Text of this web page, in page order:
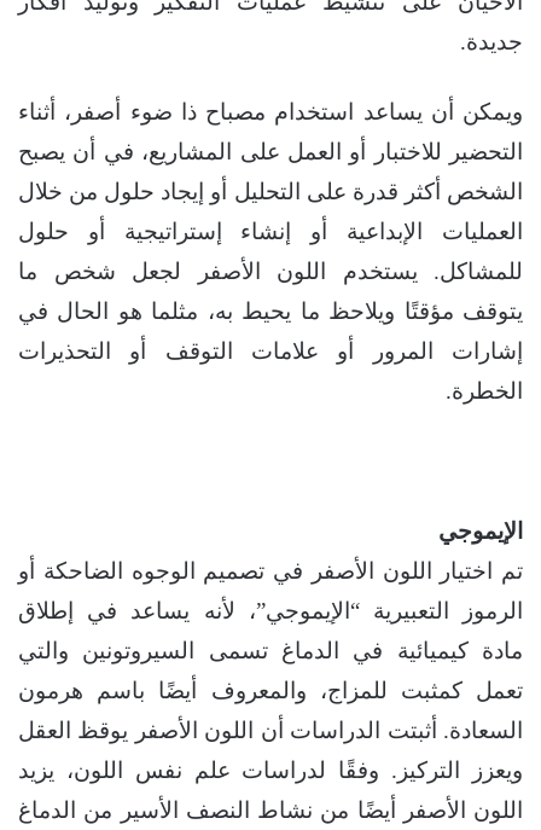
جديدة.
ويمكن أن يساعد استخدام مصباح ذا ضوء أصفر، أثناء
التحضير للاختبار أو العمل على المشاريع، في أن يصبح
الشخص أكثر قدرة على التحليل أو إيجاد حلول من خلال
العمليات الإبداعية أو إنشاء إستراتيجية أو حلول
للمشاكل. يستخدم اللون الأصفر لجعل شخص ما
يتوقف مؤقتًا ويلاحظ ما يحيط به، مثلما هو الحال في
إشارات المرور أو علامات التوقف أو التحذيرات
الخطرة.
الإيموجي
تم اختيار اللون الأصفر في تصميم الوجوه الضاحكة أو
الرموز التعبيرية “الإيموجي”، لأنه يساعد في إطلاق
مادة كيميائية في الدماغ تسمى السيروتونين والتي
تعمل كمثبت للمزاج، والمعروف أيضًا باسم هرمون
السعادة. أثبتت الدراسات أن اللون الأصفر يوقظ العقل
ويعزز التركيز. وفقًا لدراسات علم نفس اللون، يزيد
اللون الأصفر أيضًا من نشاط النصف الأسير من الدماغ